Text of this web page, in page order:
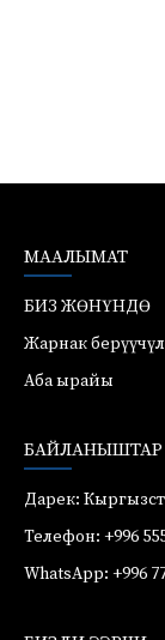
МААЛЫМАТ
БИЗ ЖӨНҮНДӨ
Жарнак
Аба ырайы
БАЙЛАНЫШТАР
Дарек:
Телефон: +996
WhatsApp: +996